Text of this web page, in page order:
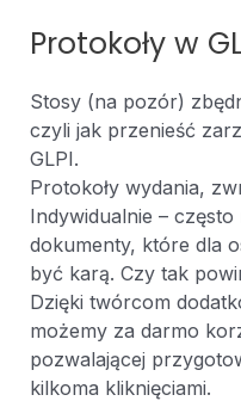
Protokoły w
Stosy (na pozór)
czyli jak przenieść
GLPI.
Protokoły wydania,
Indywidualnie – często
dokumenty, które dla
być karą. Czy tak
Dzięki twórcom
możemy za darmo
pozwalającej
kilkoma kliknięciami.